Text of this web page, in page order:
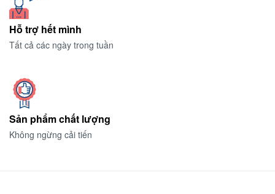
Hỗ trợ hết mình
Tất cả các ngày trong tuần
Sản phẩm chất lượng
Không ngừng cải tiến